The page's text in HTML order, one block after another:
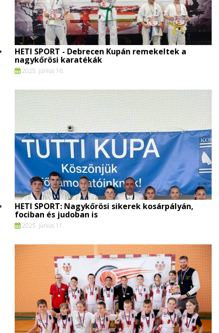
HETI SPORT - Debrecen Kupán remekeltek a
nagykőrösi karatékák
2025. június 16.
HETI SPORT: Nagykőrösi sikerek kosárpályán,
fociban és judoban is
2025. június 11.